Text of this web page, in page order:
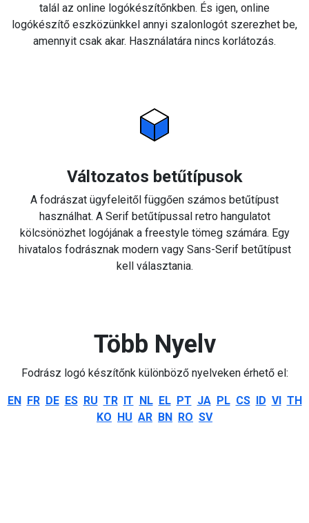
talál az online logókészítőnkben. És igen, online
logókészítő eszközünkkel annyi szalonlogót szerezhet be,
amennyit csak akar. Használatára nincs korlátozás.
Változatos betűtípusok
A fodrászat ügyfeleitől függően számos betűtípust
használhat. A Serif betűtípussal retro hangulatot
kölcsönözhet logójának a freestyle tömeg számára. Egy
hivatalos fodrásznak modern vagy Sans-Serif betűtípust
kell választania.
Több Nyelv
Fodrász logó készítőnk különböző nyelveken érhető el:
EN FR DE ES RU TR IT NL EL PT JA PL CS ID VI TH
KO HU AR BN RO SV